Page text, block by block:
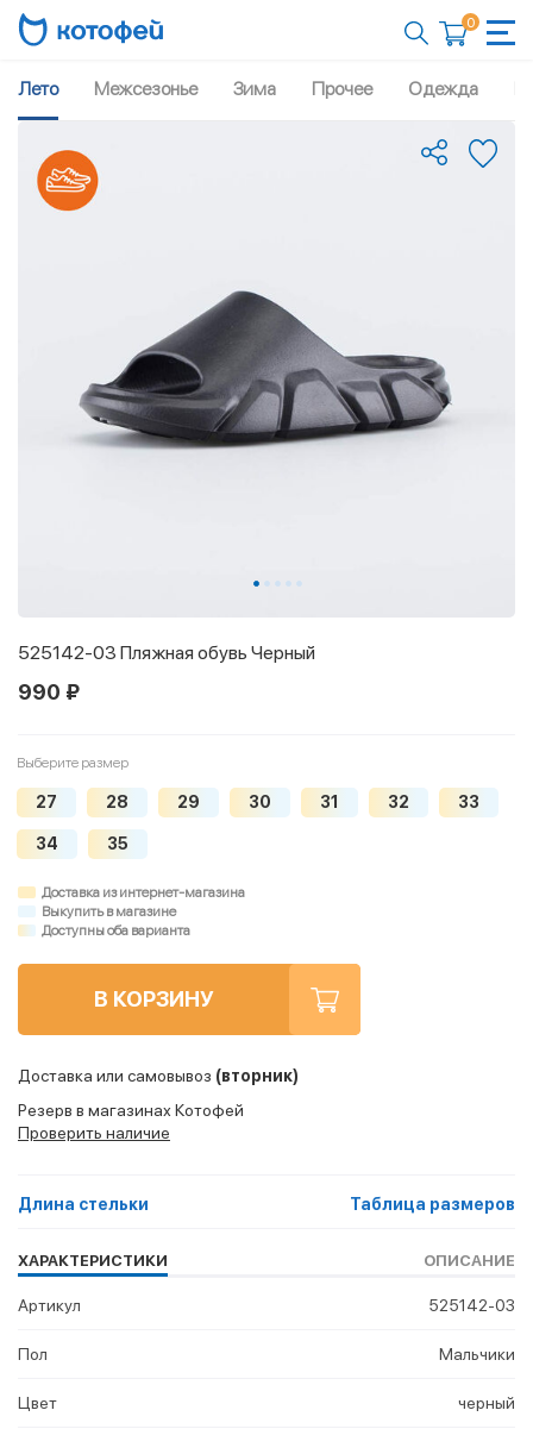
0
Лето Межсезонье Зима Прочее Одежда
525142-03 Пляжная обувь Черный
990 ₽
Выберите размер
27 28 29 30 31 32 33
34 35
Доставка из интернет-магазина
Выкупить в магазине
Доступны оба варианта
В КОРЗИНУ
Доставка или самовывоз (вторник)
Резерв в магазинах Котофей
Проверить наличие
Длина стельки Таблица размеров
ХАРАКТЕРИСТИКИ ОПИСАНИЕ
Артикул 525142-03
Пол Мальчики
Цвет черный